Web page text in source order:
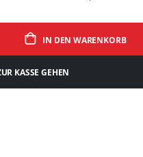
IN DEN WARENKORB
KASSE GEHEN